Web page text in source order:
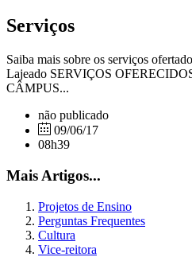
Serviços
Saiba mais sobre os serviços
Lajeado SERVIÇOS
CÂMPUS...
não publicado
09/06/17
08h39
Mais Artigos...
Projetos de Ensino
Perguntas Frequentes
Cultura
Vice-reitora